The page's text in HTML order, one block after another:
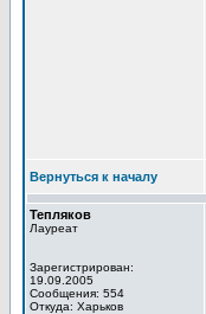
Вернуться к началу
Тепляков
Лауреат
Зарегистрирован:
19.09.2005
Сообщения: 554
Откуда: Харьков